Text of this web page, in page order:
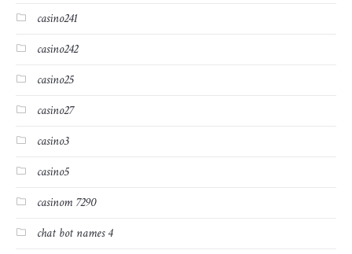
casino241
casino242
casino25
casino27
casino3
casino5
casinom 7290
chat bot names 4